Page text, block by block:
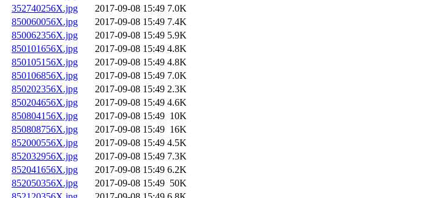
352740256X.jpg
2017-09-08 15:49 7.0K
850060056X.jpg
2017-09-08 15:49 7.4K
850062356X.jpg
2017-09-08 15:49 5.9K
850101656X.jpg
2017-09-08 15:49 4.8K
850105156X.jpg
2017-09-08 15:49 4.8K
850106856X.jpg
2017-09-08 15:49 7.0K
850202356X.jpg
2017-09-08 15:49 2.3K
850204656X.jpg
2017-09-08 15:49 4.6K
850804156X.jpg
2017-09-08 15:49 10K
850808756X.jpg
2017-09-08 15:49 16K
852000556X.jpg
2017-09-08 15:49 4.5K
852032956X.jpg
2017-09-08 15:49 7.3K
852041656X.jpg
2017-09-08 15:49 6.2K
852050356X.jpg
2017-09-08 15:49 50K